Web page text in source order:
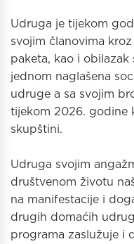
Udruga je tijekom
svojim članovima
paketa, kao i obilazak
jednom naglašena
udruge a sa svojim
tijekom 2026. godine
skupštini.
Udruga svojim
društvenom životu
na manifestacije i
drugih domaćih
programa zaslužuje i